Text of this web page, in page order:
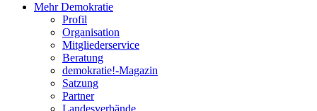
Mehr Demokratie
Profil
Organisation
Mitgliederservice
Beratung
demokratie!-Magazin
Satzung
Partner